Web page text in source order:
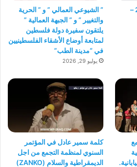
جريدة الى الامام العدد 296 –
” الشيوعي العمالي ” و ” الحرية
والتغيير ” و ” الجبهة العمالية ”
يلتقون سفيرة دولة فلسطين
لمتابعة أوضاع الأشقاء الفلسطينيين
في “مدينة الطب”
يوليو 29, 2026
كلمة سمير عادل في المؤتمر
السنوي لمنظمة التجمع من اجل
الديمقراطية والسلام (ZANKO)